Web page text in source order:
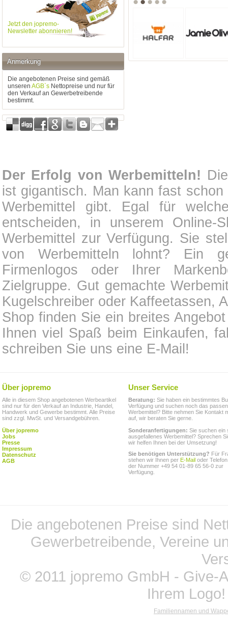
Jetzt den jopremo-
Newsletter abonnieren!
Anmerkung
Die angebotenen Preise sind gemäß
unseren AGB`s Nettopreise und nur für
den Verkauf an Gewerbetreibende
bestimmt.
Der Erfolg von Werbemitteln!
ist gigantisch. Man kann fast
Werbemittel gibt. Egal für
entscheiden, in unserem
Werbemittel zur Verfügung. Sie
von Werbemitteln lohnt? Ein
Firmenlogos oder Ihrer
Zielgruppe. Gut gemachte
Kugelschreiber oder Kaffeetassen,
Shop finden Sie ein breites
Ihnen viel Spaß beim Einkaufen,
schreiben Sie uns eine E-Mail!
Über jopremo
Alle in diesem Shop angebotenen Werbeartikel
sind nur für den Verkauf an Industrie, Handel,
Handwerk und Gewerbe bestimmt. Alle Preise
sind zzgl. MwSt. und Versandgebühren.
Über jopremo
Jobs
Presse
Impressum
Datenschutz
AGB
Unser Service
Beratung: Sie haben ein bestimmtes
Verfügung und suchen noch das
Werbemittel? Bitte nehmen Sie Kontakt
auf, wir beraten Sie gerne.
Sonderanfertigungen: Sie suchen ein
ausgefallenes Werbemittel? Sprechen
wir helfen Ihnen bei der Umsetzung!
Sie benötigen Unterstützung? Für
stehen wir Ihnen per E-Mail oder
der Nummer +49 54 01-89 65 56-0 zur
Verfügung.
Die angebotenen Preise sind
Gewerbetreibende, Vereine
© 2011 jopremo GmbH - Give-
Ihrem
Familiennamen und